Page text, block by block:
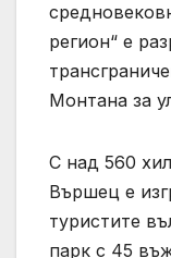
регион“ е
Монтана за
С над 560
Вършец е
туристите
парк с 45